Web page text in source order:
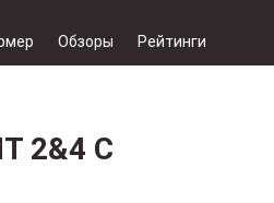
Обзоры Рейтинги
2&4 С